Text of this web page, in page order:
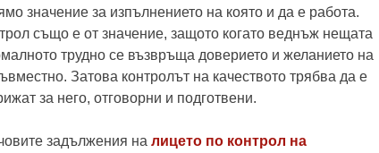
значение за изпълнението на която и да е работа.
също е от значение, защото когато веднъж нещата
трудно се възвръща доверието и желанието на
Затова контролът на качеството трябва да е
за него, отговорни и подготвени.
задължения на лицето по контрол на